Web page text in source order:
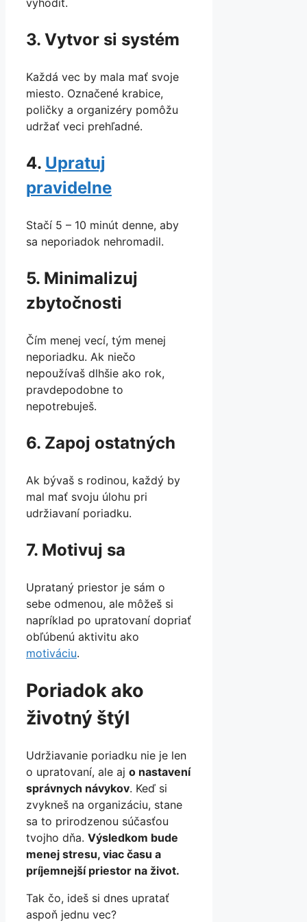
vyhodiť.
3. Vytvor si systém
Každá vec by mala mať svoje
miesto. Označené krabice,
poličky a organizéry pomôžu
udržať veci prehľadné.
4. Upratuj
pravidelne
Stačí 5 – 10 minút denne, aby
sa neporiadok nehromadil.
5. Minimalizuj
zbytočnosti
Čím menej vecí, tým menej
neporiadku. Ak niečo
nepoužívaš dlhšie ako rok,
pravdepodobne to
nepotrebuješ.
6. Zapoj ostatných
Ak bývaš s rodinou, každý by
mal mať svoju úlohu pri
udržiavaní poriadku.
7. Motivuj sa
Uprataný priestor je sám o
sebe odmenou, ale môžeš si
napríklad po upratovaní dopriať
obľúbenú aktivitu ako
motiváciu.
Poriadok ako
životný štýl
Udržiavanie poriadku nie je len
o upratovaní, ale aj o nastavení
správnych návykov. Keď si
zvykneš na organizáciu, stane
sa to prirodzenou súčasťou
tvojho dňa. Výsledkom bude
menej stresu, viac času a
príjemnejší priestor na život.
Tak čo, ideš si dnes upratať
aspoň jednu vec?